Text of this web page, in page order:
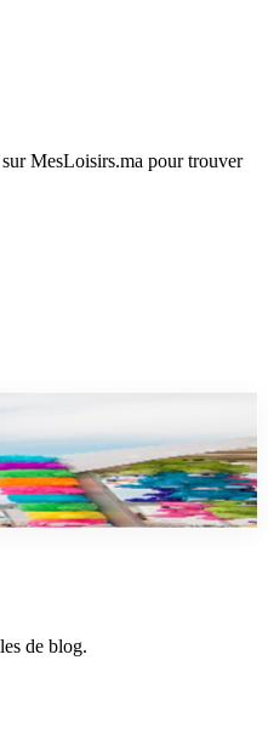
sur MesLoisirs.ma pour trouver
de blog.